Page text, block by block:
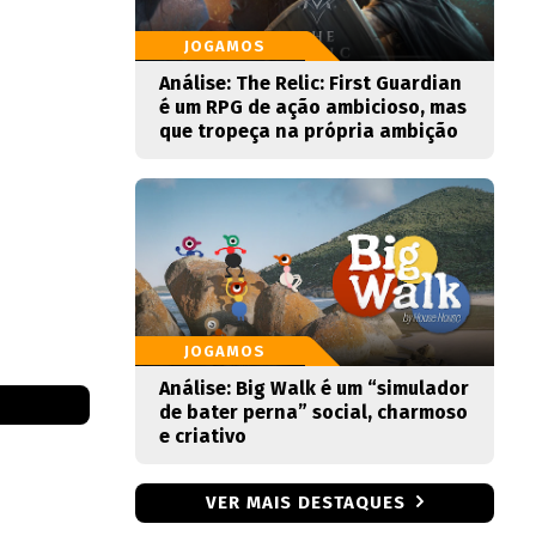
JOGAMOS
Análise: The Relic: First Guardian
é um RPG de ação ambicioso, mas
que tropeça na própria ambição
JOGAMOS
Análise: Big Walk é um “simulador
de bater perna” social, charmoso
e criativo
VER MAIS DESTAQUES